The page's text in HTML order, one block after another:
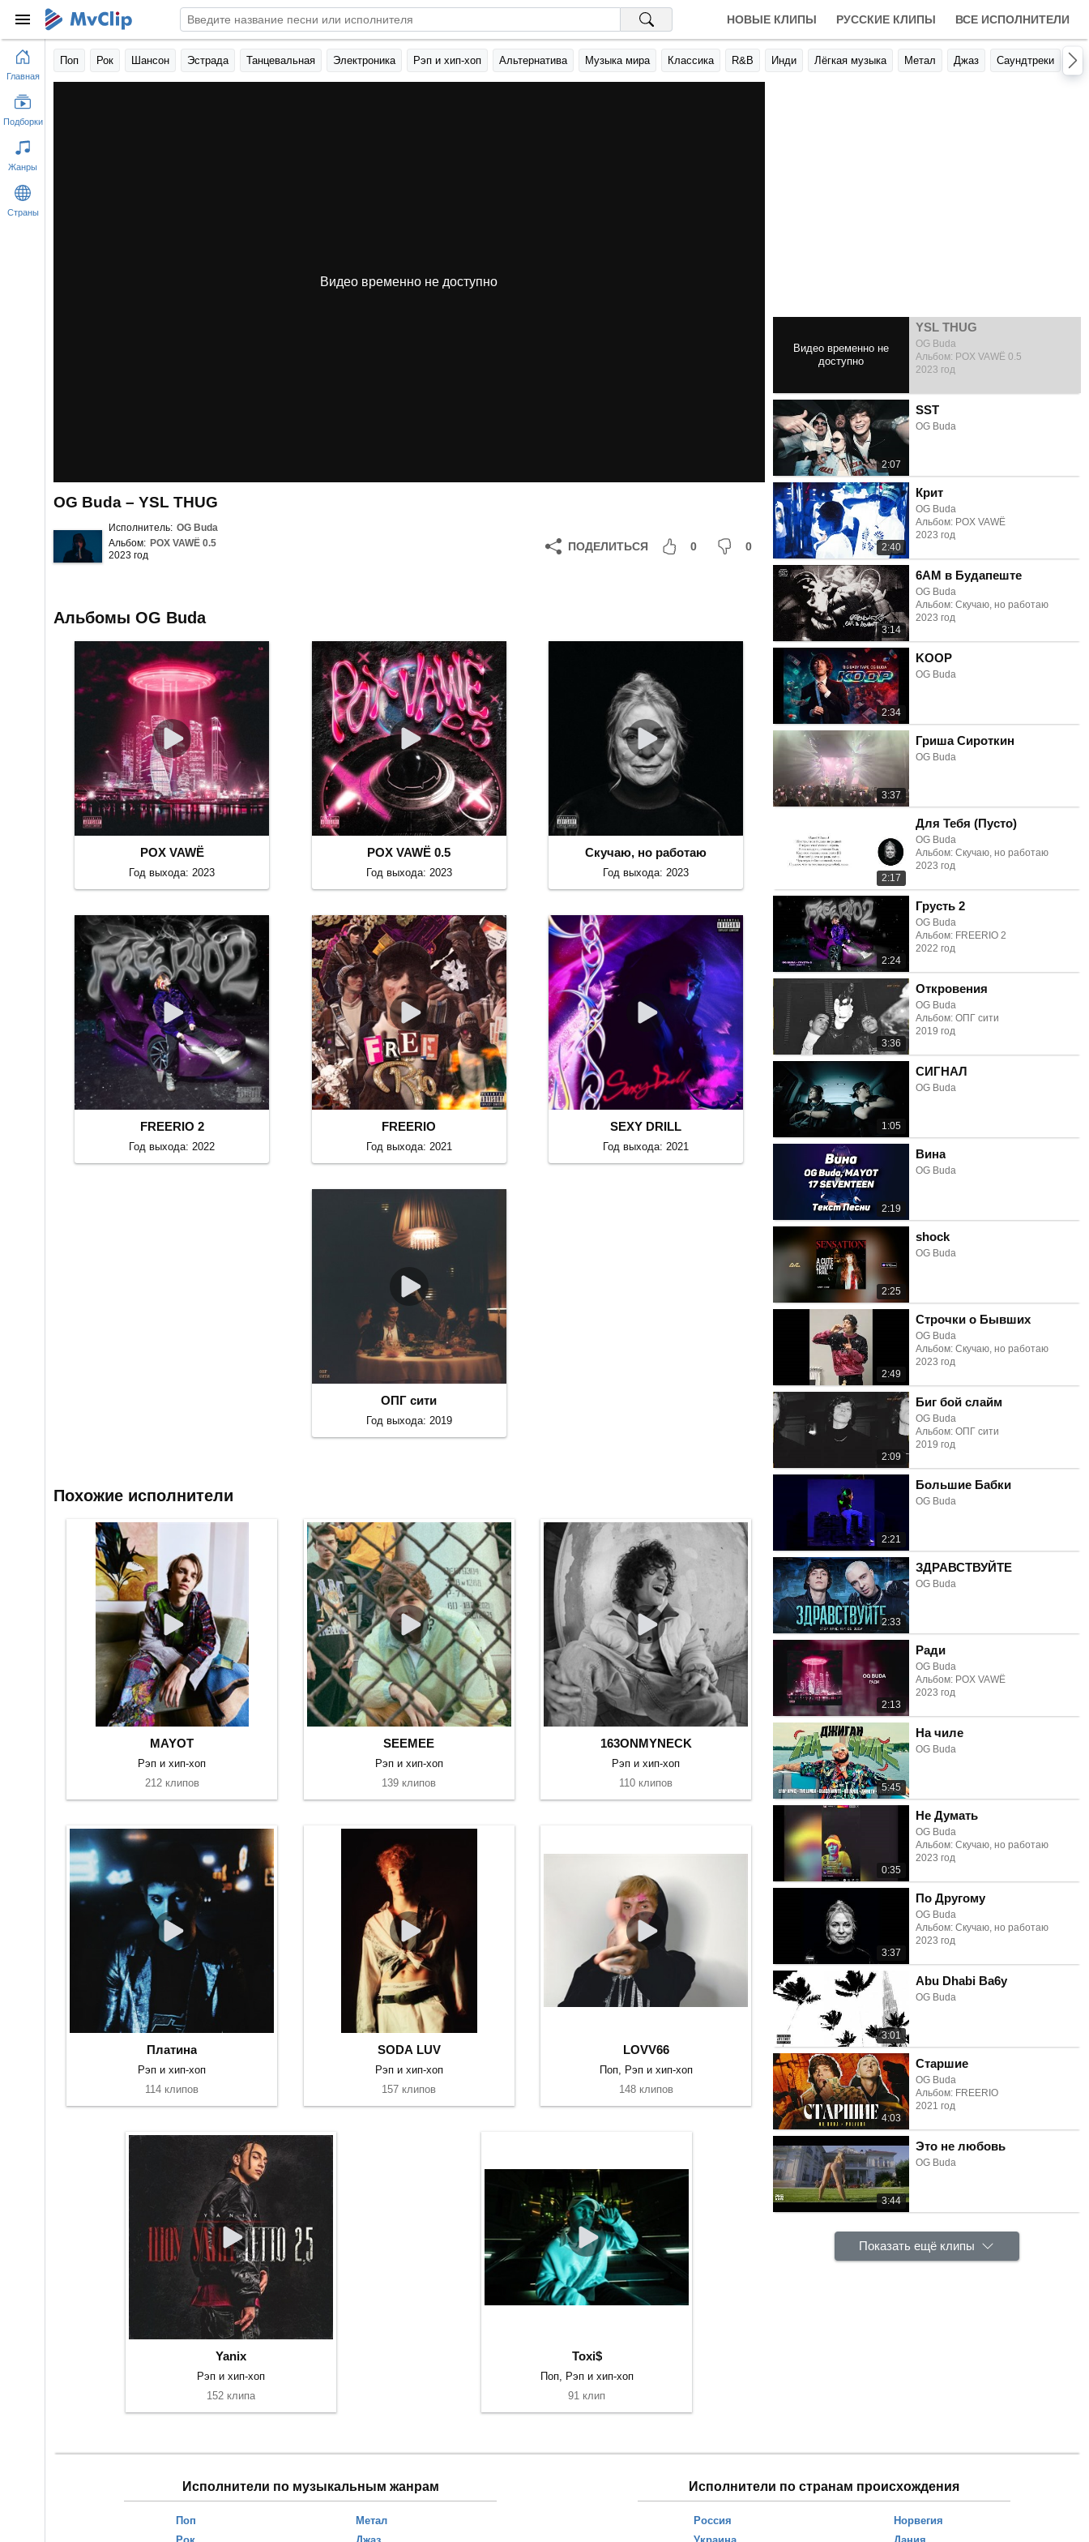
НОВЫЕ КЛИПЫ РУССКИЕ КЛИПЫ ВСЕ ИСПОЛНИТЕЛИ
Поп Рок Шансон Эстрада Танцевальная Электроника Рэп и хип-хоп Альтернатива Музыка мира Классика R&B Инди Лёгкая музыка Метал Джаз Саундтреки
Видео временно не доступно
OG Buda – YSL THUG
Исполнитель: OG Buda
Альбом: POX VAWË 0.5
2023 год
ПОДЕЛИТЬСЯ 0 0
YSL THUG
OG Buda
Альбом: POX VAWË 0.5
2023 год
2:07
SST
OG Buda
2:40
Крит
OG Buda
Альбом: POX VAWË
2023 год
3:14
6AM в Будапеште
OG Buda
Альбом: Скучаю, но работаю
2023 год
2:34
KOOP
OG Buda
3:37
Гриша Сироткин
OG Buda
2:17
Для Тебя (Пусто)
OG Buda
Альбом: Скучаю, но работаю
2023 год
2:24
Грусть 2
OG Buda
Альбом: FREERIO 2
2022 год
3:36
Откровения
OG Buda
Альбом: ОПГ сити
2019 год
1:05
СИГНАЛ
OG Buda
2:19
Вина
OG Buda
2:25
shock
OG Buda
2:49
Строчки о Бывших
OG Buda
Альбом: Скучаю, но работаю
2023 год
2:09
Биг бой слайм
OG Buda
Альбом: ОПГ сити
2019 год
2:21
Большие Бабки
OG Buda
2:33
ЗДРАВСТВУЙТЕ
OG Buda
2:13
Ради
OG Buda
Альбом: POX VAWË
2023 год
5:45
На чиле
OG Buda
0:35
Не Думать
OG Buda
Альбом: Скучаю, но работаю
2023 год
3:37
По Другому
OG Buda
Альбом: Скучаю, но работаю
2023 год
3:01
Abu Dhabi Ba6y
OG Buda
4:03
Старшие
OG Buda
Альбом: FREERIO
2021 год
3:44
Это не любовь
OG Buda
Показать ещё клипы
Альбомы OG Buda
POX VAWË
Год выхода: 2023
POX VAWË 0.5
Год выхода: 2023
Скучаю, но работаю
Год выхода: 2023
FREERIO 2
Год выхода: 2022
FREERIO
Год выхода: 2021
SEXY DRILL
Год выхода: 2021
ОПГ сити
Год выхода: 2019
Похожие исполнители
MAYOT
Рэп и хип-хоп
212 клипов
SEEMEE
Рэп и хип-хоп
139 клипов
163ONMYNECK
Рэп и хип-хоп
110 клипов
Платина
Рэп и хип-хоп
114 клипов
SODA LUV
Рэп и хип-хоп
157 клипов
LOVV66
Поп, Рэп и хип-хоп
148 клипов
Yanix
Рэп и хип-хоп
152 клипа
Toxi$
Поп, Рэп и хип-хоп
91 клип
Исполнители по музыкальным жанрам
Поп
Метал
Исполнители по странам происхождения
Россия
Норвегия
Главная
Подборки
Жанры
Страны